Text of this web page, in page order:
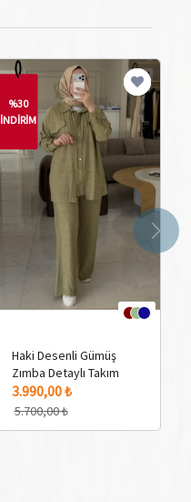
%30
İNDİRİM
3 Adet Renk Seçeneği
Haki Desenli Gümüş
Zımba Detaylı Takım
3.990,00 ₺
5.700,00 ₺